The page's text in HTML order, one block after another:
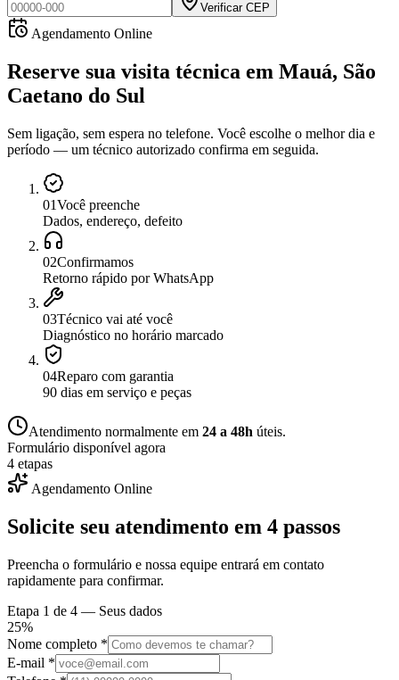
Verificar CEP
Agendamento Online
Reserve sua visita técnica em Mauá, São
Caetano do Sul
Sem ligação, sem espera no telefone. Você escolhe o melhor dia e
período — um técnico autorizado confirma em seguida.
01Você preenche
Dados, endereço, defeito
02Confirmamos
Retorno rápido por WhatsApp
03Técnico vai até você
Diagnóstico no horário marcado
04Reparo com garantia
90 dias em serviço e peças
Atendimento normalmente em 24 a 48h úteis.
Formulário disponível agora
4 etapas
Agendamento Online
Solicite seu atendimento em 4 passos
Preencha o formulário e nossa equipe entrará em contato
rapidamente para confirmar.
Etapa 1 de 4 — Seus dados
25%
Nome completo *
E-mail *